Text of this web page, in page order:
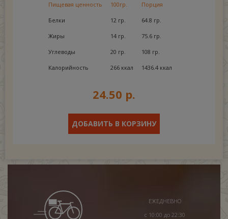
Пищевая ценность 100гр. Порция
Белки 12 гр. 64.8 гр.
Жиры 14 гр. 75.6 гр.
Углеводы 20 гр. 108 гр.
Калорийность 266 ккал 1436.4 ккал
24.50 р.
ДОБАВИТЬ В КОРЗИНУ
ЕЖЕДНЕВНО
с 10:00 до 22:30